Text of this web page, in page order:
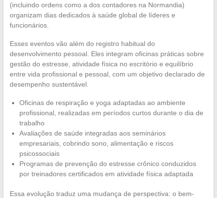
(incluindo ordens como a dos contadores na Normandia)
organizam dias dedicados à saúde global de líderes e
funcionários.
Esses eventos vão além do registro habitual do
desenvolvimento pessoal. Eles integram oficinas práticas sobre
gestão do estresse, atividade física no escritório e equilíbrio
entre vida profissional e pessoal, com um objetivo declarado de
desempenho sustentável.
Oficinas de respiração e yoga adaptadas ao ambiente
profissional, realizadas em períodos curtos durante o dia de
trabalho
Avaliações de saúde integradas aos seminários
empresariais, cobrindo sono, alimentação e riscos
psicossociais
Programas de prevenção do estresse crônico conduzidos
por treinadores certificados em atividade física adaptada
Essa evolução traduz uma mudança de perspectiva: o bem-